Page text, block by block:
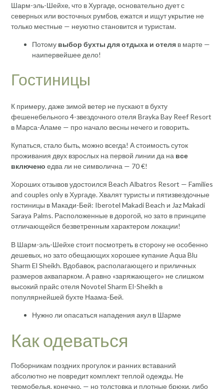
Шарм-эль-Шейхе, что в Хургаде, основательно дует с
северных или восточных румбов, ежатся и ищут укрытие не
только местные — неуютно становится и туристам.
Потому выбор бухты для отдыха и отеля в марте —
наипервейшее дело!
Гостиницы
К примеру, даже зимой ветер не пускают в бухту
фешенебельного 4-звездочного отеля Brayka Bay Reef Resort
в Марса-Аламе — про начало весны нечего и говорить.
Купаться, стало быть, можно всегда! А стоимость суток
проживания двух взрослых на первой линии да на все
включено едва ли не символична — 70 €!
Хороших отзывов удостоился Beach Albatros Resort — Families
and couples only в Хургаде. Хвалят туристы и пятизвездочные
гостиницы в Макади-Бей: Iberotel Makadi Beach и Jaz Makadi
Saraya Palms. Расположенные в дорогой, но зато в принципе
отличающейся безветренным характером локации!
В Шарм-эль-Шейхе стоит посмотреть в сторону не особенно
дешевых, но зато обещающих хорошее купание Aqua Blu
Sharm El Sheikh. Вдобавок, располагающего и приличных
размеров аквапарком. А равно «заряжающего» не слишком
высокий прайс отеля Novotel Sharm El-Sheikh в
популярнейшей бухте Наама-Бей.
Нужно ли опасаться нападения акул в Шарме
Как одеваться
Поборникам поздних прогулок и ранних вставаний
абсолютно не повредит комплект теплой одежды. Не
термобелья, конечно, — но толстовка и плотные брюки, либо